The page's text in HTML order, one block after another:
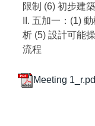
限制 (6) 初步建
II. 五加一：(1)
析 (5) 設計可能
流程
Meeting